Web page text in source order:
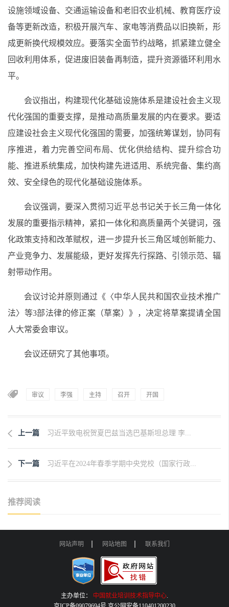
设施领域设备、交通运输设备和老旧农业机械、教育医疗设
备等更新改造，积极开展汽车、家电等消费品以旧换新，形
成更新换代规模效应。要落实全面节约战略，抓紧建立健全
回收利用体系，促进废旧装备再制造，提升资源循环利用水
平。
会议指出，构建现代化基础设施体系是建设社会主义现
代化强国的重要支撑，是推动高质量发展的内在要求。要适
应建设社会主义现代化强国的需要，加强统筹谋划，协同有
序推进，着力完善空间布局、优化供给结构、提升综合功
能、推进系统集成，加快构建先进适用、系统完备、集约高
效、安全绿色的现代化基础设施体系。
会议强调，要深入贯彻习近平总书记关于长三角一体化
发展的重要指示精神，紧扣一体化和高质量两个关键词，强
化政策支持和改革赋权，进一步提升长三角区域创新能力、
产业竞争力、发展能级，更好发挥先行探路、引领示范、辐
射带动作用。
会议讨论并原则通过《〈中华人民共和国农业技术推广
法〉等3部法律的修正案（草案）》，决定将草案提请全国
人大常委会审议。
会议还研究了其他事项。
审议 李强 主持 召开 开国
上一篇 习近平致电祝贺夏巴兹当选巴基斯坦总理 李...
下一篇 习近平在2024年春季学期中央党校（国家行政...
推荐阅读
网站声明 网站地图 联系我们
主办单位： 中国就业培训技术指导中心.